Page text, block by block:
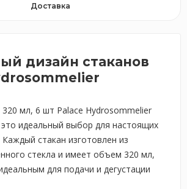
Доставка
дизайн стаканов
мл, 6 шт Palace Hydrosommelier
идеальный выбор для настоящих
стакан изготовлен из
стекла и имеет объем 320 мл,
для подачи и дегустации